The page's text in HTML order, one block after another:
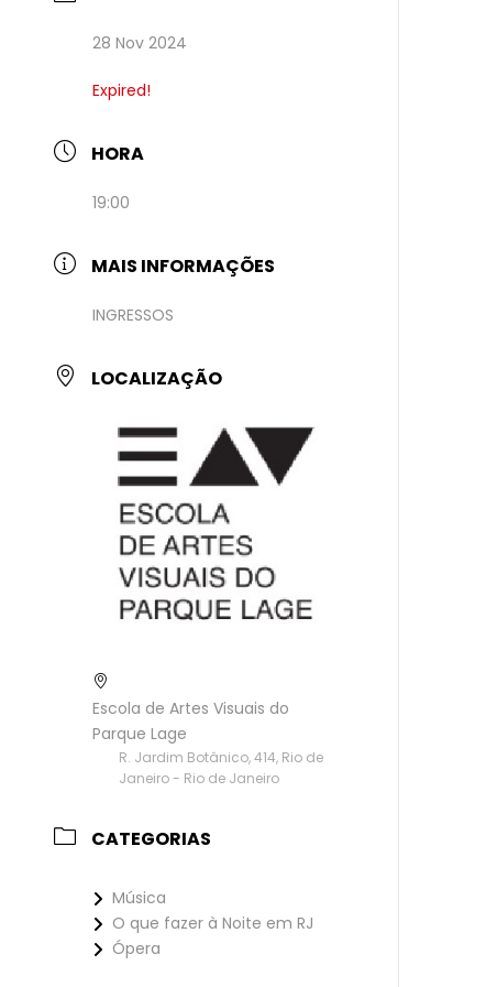
28 Nov 2024
Expired!
HORA
19:00
MAIS INFORMAÇÕES
INGRESSOS
LOCALIZAÇÃO
Escola de Artes Visuais do
Parque Lage
R. Jardim Botânico, 414, Rio de
Janeiro - Rio de Janeiro
CATEGORIAS
Música
O que fazer à Noite em RJ
Ópera